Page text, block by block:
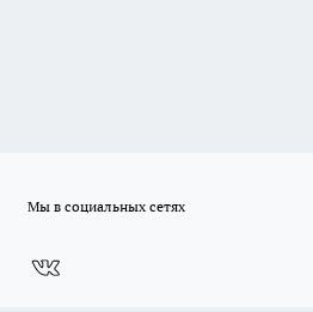
Мы в социальных сетях